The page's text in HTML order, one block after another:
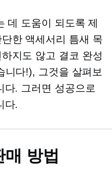
데 도움이 되도록 제
한 액세서리 틈새 목
지도 않고 결코 완성
니다!), 그것을 살펴보
다. 그러면 성공으로
다.
매 방법